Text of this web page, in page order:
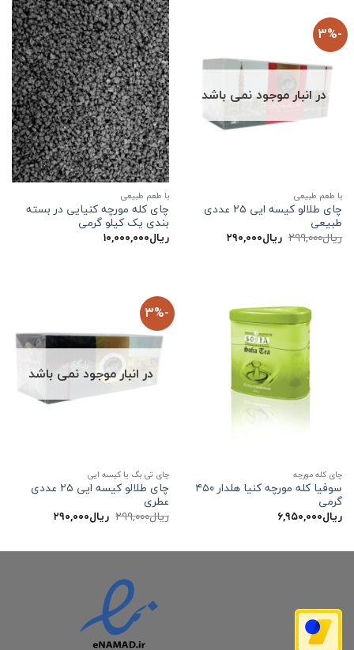
-3%
در انبار موجود نمی باشد
با طعم طبیعی
چای طلالو کیسه ایی ۲۵ عددی
طبیعی
ریال۲۹۹,۰۰۰ قیمت
اصلی:
ریال۲۹۰,۰۰۰قیمت
فعلی:
با طعم طبیعی
چای کله مورچه کنیایی در بسته
بندی یک کیلو گرمی
ریال۱۰,۰۰۰,۰۰۰
چای کله مورچه
سوفیا کله مورچه کنیا هلدار ۴۵۰
گرمی
ریال۶,۹۵۰,۰۰۰
-3%
در انبار موجود نمی باشد
چای تی بگ یا کیسه ایی
چای طلالو کیسه ایی ۲۵ عددی
عطری
ریال۲۹۹,۰۰۰ قیمت
اصلی:
ریال۲۹۰,۰۰۰قیمت
فعلی: